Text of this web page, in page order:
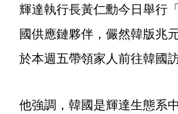
輝達執行長黃仁勳今日舉行
國供應鏈夥伴，儼然韓版兆
於本週五帶領家人前往韓國訪
他強調，韓國是輝達生態系